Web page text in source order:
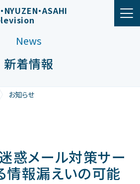
ョン
NYUZEN・ASAHI
News
新着情報
お知らせ
迷惑メール対策サー
情報漏えいの可能